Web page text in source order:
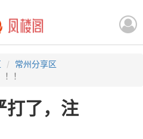
常州分享区
！
打了，注